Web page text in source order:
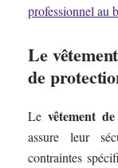
professionnel au
Le
de
Le vêtement
assure leur
contraintes